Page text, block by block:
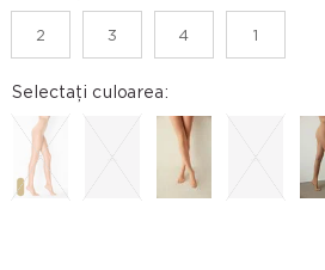
2 3 4 1
Selectați culoarea: